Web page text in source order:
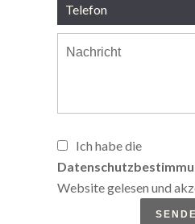
Ich habe die
Website gelesen und